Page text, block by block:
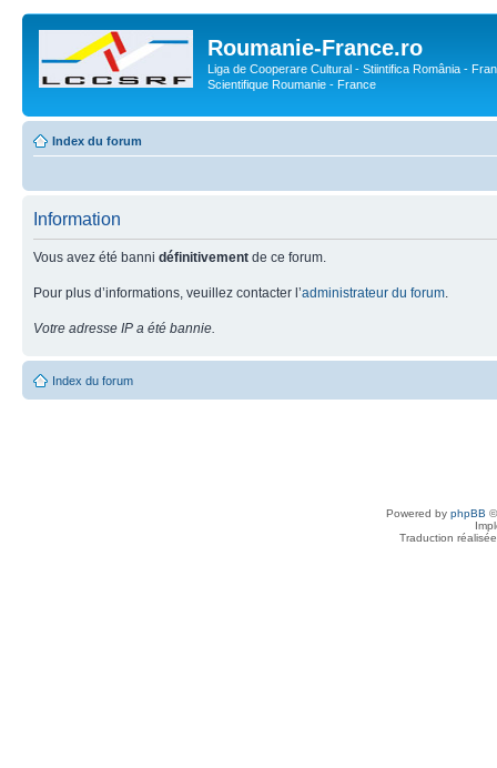
Roumanie-France.ro
Liga de Cooperare Cultural - Stiintifica România -
Scientifique Roumanie - France
Index du forum
Information
Vous avez été banni définitivement de ce forum.
Pour plus d’informations, veuillez contacter l’administrateur du forum
Votre adresse IP a été bannie.
Index du forum
Powered by phpBB
Traduction